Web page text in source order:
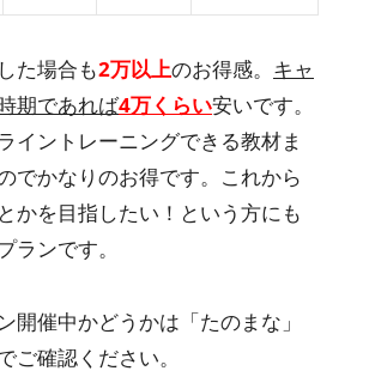
た場合も2万以上のお得感。 キャ
期であれば4万くらい安いです。
イントレーニングできる教材ま
でかなりのお得です。これから
かを目指したい！という方にも
ランです。
開催中かどうかは「たのまな」
ご確認ください。